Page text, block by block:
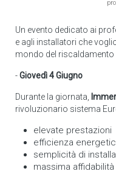
Un evento dedicato ai
e agli installatori che
mondo del riscaldamento
-Giovedì 4 Giugno
Durante la giornata,
rivoluzionario sistema
elevate prestazioni
efficienza
semplicità di
massima affidabilità